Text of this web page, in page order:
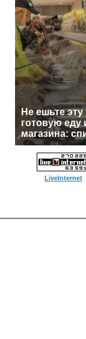
Не ешьте эту
готовую еду
магазина:
LiveInternet